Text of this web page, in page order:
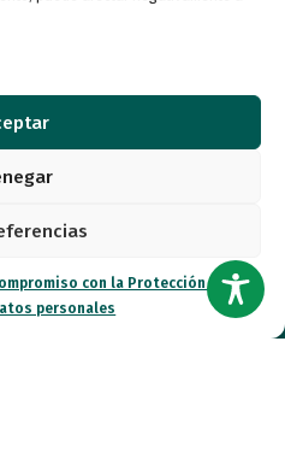
con la Protección de
personales